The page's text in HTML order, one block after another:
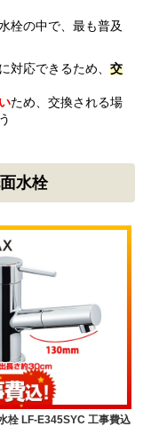
栓の中で、最も普及
対応できるため、 交
ため、交換される場
水栓
栓 LF-E345SYC 工事費込